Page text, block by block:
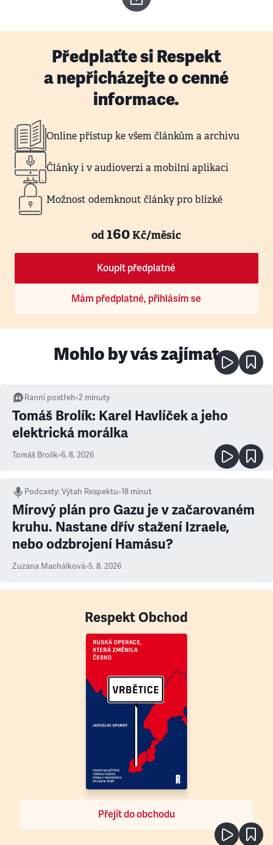
Předplaťte si Respekt
a nepřicházejte o cenné
informace.
Online přístup ke všem článkům a archivu
Články i v audioverzi a mobilní aplikaci
Možnost odemknout články pro blízké
od160Kč/měsíc
Koupit předplatné
Mám předplatné, přihlásím se
Mohlo by vás zajímat
Ranní postřeh•2 minuty
Tomáš Brolík: Karel Havlíček a jeho
elektrická morálka
Tomáš Brolík•6. 8. 2026
Podcasty:Výtah Respektu•18 minut
Mírový plán pro Gazu je v začarovaném
kruhu. Nastane dřív stažení Izraele,
nebo odzbrojení Hamásu?
Zuzana Machálková•5. 8. 2026
Respekt Obchod
Přejít do obchodu